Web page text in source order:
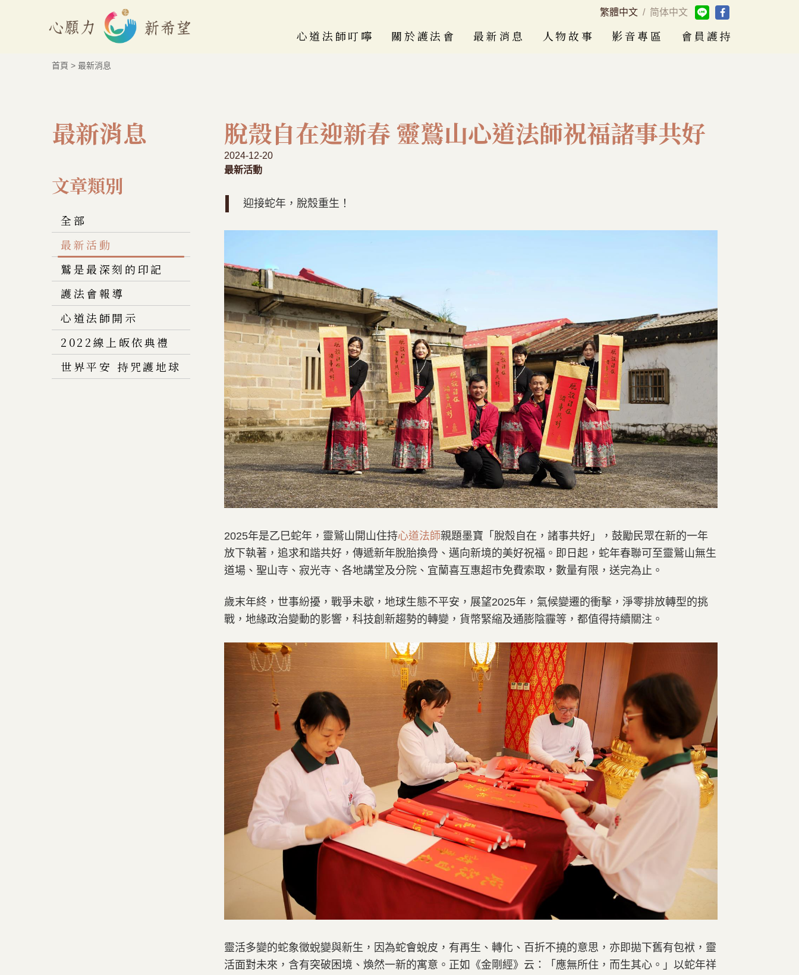
心道法師叮嚀 關於護法會
百福心要
最新消息 人物故事 影音專區 會員護持
繁體中文 / 简体中文
首頁 > 最新消息
最新消息
文章類別
全部
最新活動
鷲是最深刻的印記
護法會報導
心道法師開示
2022線上皈依典禮
世界平安 持咒護地球
脫殼自在迎新春 靈鷲山心道法師祝福諸事共好
2024-12-20
最新活動
迎接蛇年，脫殼重生！
2025年是乙巳蛇年，靈鷲山開山住持心道法師親題墨寶「脫殼自在，諸事共好」，鼓勵民眾在新的一年
放下執著，追求和諧共好，傳遞新年脫胎換骨、邁向新境的美好祝福。即日起，蛇年春聯可至靈鷲山無生
道場、聖山寺、寂光寺、各地講堂及分院、宜蘭喜互惠超市免費索取，數量有限，送完為止。
歲末年終，世事紛擾，戰爭未歇，地球生態不平安，展望2025年，氣候變遷的衝擊，淨零排放轉型的挑
戰，地緣政治變動的影響，科技創新趨勢的轉變，貨幣緊縮及通膨陰霾等，都值得持續關注。
靈活多變的蛇象徵蛻變與新生，因為蛇會蛻皮，有再生、轉化、百折不撓的意思，亦即拋下舊有包袱，靈
活面對未來，含有突破困境、煥然一新的寓意。正如《金剛經》云：「應無所住，而生其心。」以蛇年祥